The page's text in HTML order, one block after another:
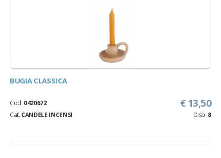
BUGIA CLASSICA
€ 13,50
Cod. 0420672
Cat. CANDELE INCENSI Disp. 8